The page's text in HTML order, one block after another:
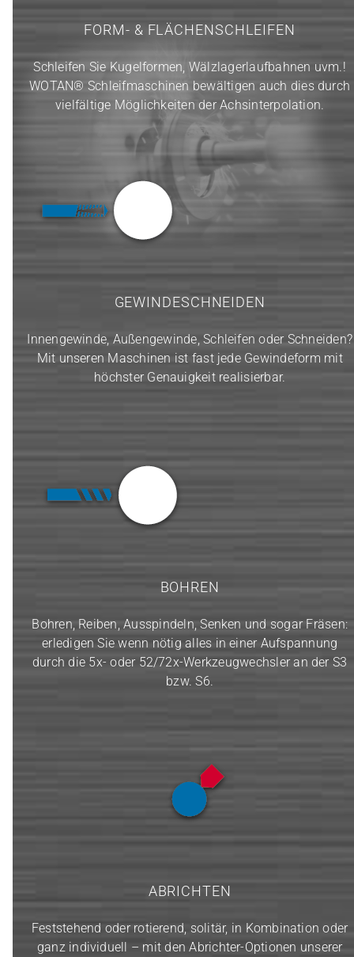
FORM- & FLÄCHENSCHLEIFEN
Schleifen Sie Kugelformen, Wälzlagerlaufbahnen uvm.!
WOTAN® Schleifmaschinen bewältigen auch dies durch
vielfältige Möglichkeiten der Achsinterpolation.
GEWINDESCHNEIDEN
Innengewinde, Außengewinde, Schleifen oder Schneiden?
Mit unseren Maschinen ist fast jede Gewindeform mit
höchster Genauigkeit realisierbar.
BOHREN
Bohren, Reiben, Ausspindeln, Senken und sogar Fräsen:
erledigen Sie wenn nötig alles in einer Aufspannung
durch die 5x- oder 52/72x-Werkzeugwechsler an der S3
bzw. S6.
ABRICHTEN
Feststehend oder rotierend, solitär, in Kombination oder
ganz individuell – mit den Abrichter-Optionen unserer